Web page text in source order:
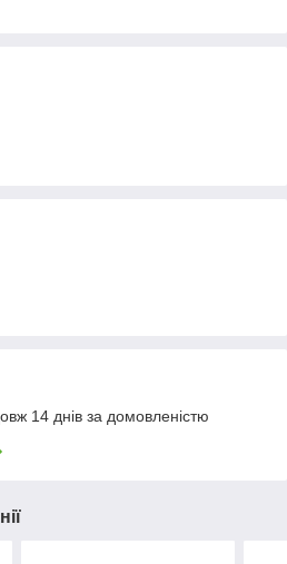
14 днів за домовленістю